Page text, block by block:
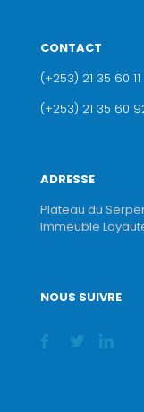
CONTACT
(+253) 21 35 60 11
(+253) 21 35 60
ADRESSE
Plateau du
Immeuble
NOUS SUIVRE